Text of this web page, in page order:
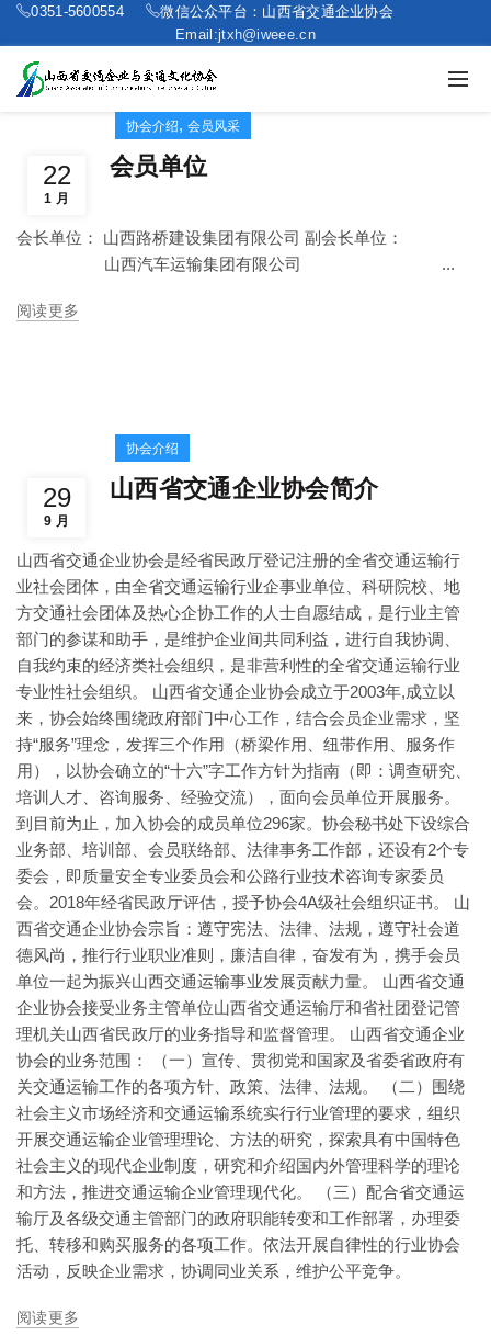
0351-5600554
微信公众平台：山西省交通企业协会
Email:jtxh@iweee.cn
22
1 月
协会介绍, 会员风采
会员单位
会长单位： 山西路桥建设集团有限公司 副会长单位：
山西汽车运输集团有限公司 ...
阅读更多
29
9 月
协会介绍
山西省交通企业协会简介
山西省交通企业协会是经省民政厅登记注册的全省交通运输行
业社会团体，由全省交通运输行业企事业单位、科研院校、地
方交通社会团体及热心企协工作的人士自愿结成，是行业主管
部门的参谋和助手，是维护企业间共同利益，进行自我协调、
自我约束的经济类社会组织，是非营利性的全省交通运输行业
专业性社会组织。 山西省交通企业协会成立于2003年,成立以
来，协会始终围绕政府部门中心工作，结合会员企业需求，坚
持“服务”理念，发挥三个作用（桥梁作用、纽带作用、服务作
用），以协会确立的“十六”字工作方针为指南（即：调查研究、
培训人才、咨询服务、经验交流），面向会员单位开展服务。
到目前为止，加入协会的成员单位296家。协会秘书处下设综合
业务部、培训部、会员联络部、法律事务工作部，还设有2个专
委会，即质量安全专业委员会和公路行业技术咨询专家委员
会。2018年经省民政厅评估，授予协会4A级社会组织证书。 山
西省交通企业协会宗旨：遵守宪法、法律、法规，遵守社会道
德风尚，推行行业职业准则，廉洁自律，奋发有为，携手会员
单位一起为振兴山西交通运输事业发展贡献力量。 山西省交通
企业协会接受业务主管单位山西省交通运输厅和省社团登记管
理机关山西省民政厅的业务指导和监督管理。 山西省交通企业
协会的业务范围： （一）宣传、贯彻党和国家及省委省政府有
关交通运输工作的各项方针、政策、法律、法规。 （二）围绕
社会主义市场经济和交通运输系统实行行业管理的要求，组织
开展交通运输企业管理理论、方法的研究，探索具有中国特色
社会主义的现代企业制度，研究和介绍国内外管理科学的理论
和方法，推进交通运输企业管理现代化。 （三）配合省交通运
输厅及各级交通主管部门的政府职能转变和工作部署，办理委
托、转移和购买服务的各项工作。依法开展自律性的行业协会
活动，反映企业需求，协调同业关系，维护公平竞争。
阅读更多